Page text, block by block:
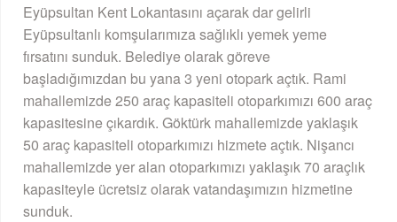
Eyüpsultan Kent Lokantasını açarak dar gelirli
Eyüpsultanlı komşularımıza sağlıklı yemek yeme
fırsatını sunduk. Belediye olarak göreve
başladığımızdan bu yana 3 yeni otopark açtık. Rami
mahallemizde 250 araç kapasiteli otoparkımızı 600 araç
kapasitesine çıkardık. Göktürk mahallemizde yaklaşık
50 araç kapasiteli otoparkımızı hizmete açtık. Nişancı
mahallemizde yer alan otoparkımızı yaklaşık 70 araçlık
kapasiteyle ücretsiz olarak vatandaşımızın hizmetine
sunduk.